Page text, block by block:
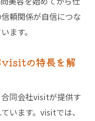
頼関係が自信につな
ます。
visitの特長を解
同会社visitが提供す
います。visitでは、